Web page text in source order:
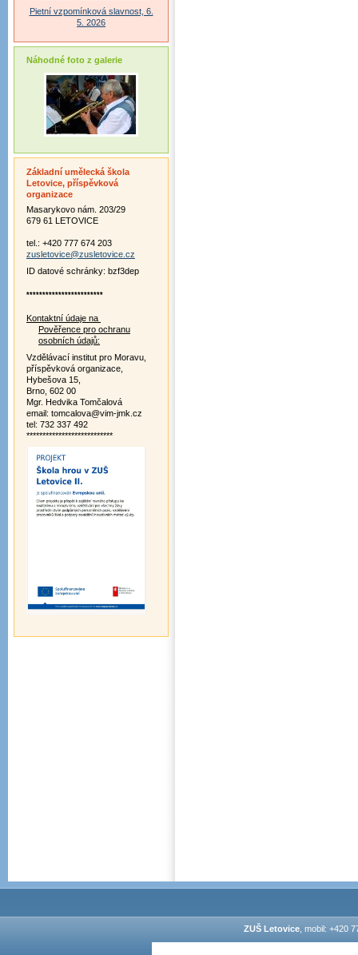
Pietní vzpomínková slavnost, 6.
5. 2026
Náhodné foto z galerie
Základní umělecká škola
Letovice, příspěvková
organizace
Masarykovo nám. 203/29
679 61 LETOVICE
tel.: +420 777 674 203
zusletovice@zusletovice.cz
ID datové schránky: bzf3dep
************************
Kontaktní údaje na
Pověřence pro ochranu
osobních údajů:
Vzdělávací institut pro Moravu,
příspěvková organizace,
Hybešova 15,
Brno, 602 00
Mgr. Hedvika Tomčalová
email: tomcalova@vim-jmk.cz
tel: 732 337 492
***************************
ZUŠ Letovice, mobil: +420